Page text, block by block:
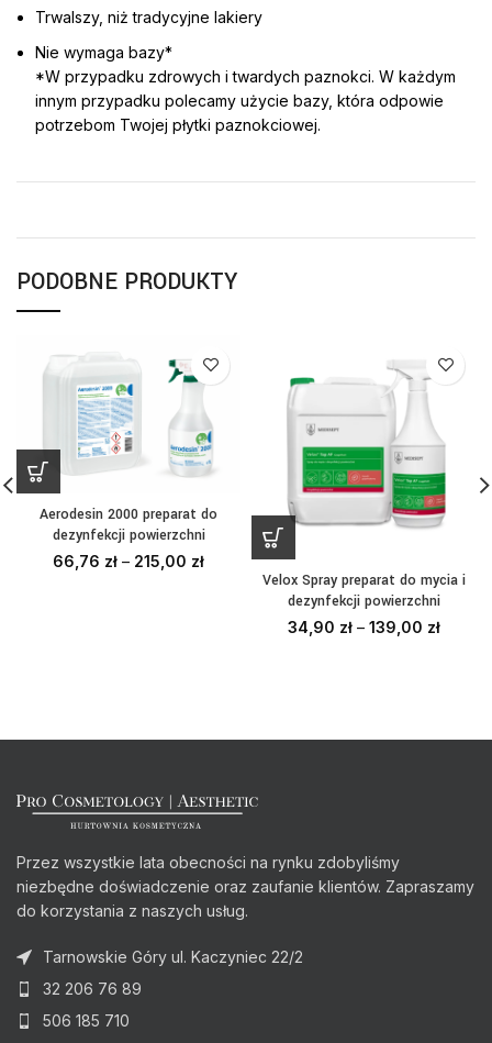
Trwalszy, niż tradycyjne lakiery
Nie wymaga bazy*
*W przypadku zdrowych i twardych paznokci. W każdym
innym przypadku polecamy użycie bazy, która odpowie
potrzebom Twojej płytki paznokciowej.
PODOBNE PRODUKTY
Aerodesin 2000 preparat do
dezynfekcji powierzchni
66,76 zł – 215,00 zł
Velox Spray preparat do mycia i
dezynfekcji powierzchni
34,90 zł– 139,00 zł
Przez wszystkie lata obecności na rynku zdobyliśmy
niezbędne doświadczenie oraz zaufanie klientów. Zapraszamy
do korzystania z naszych usług.
Tarnowskie Góry ul. Kaczyniec 22/2
32 206 76 89
506 185 710